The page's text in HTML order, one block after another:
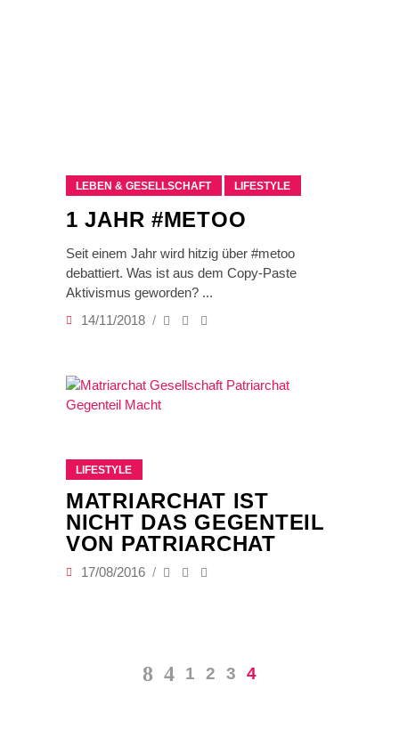
LEBEN & GESELLSCHAFT LIFESTYLE
1 JAHR #METOO
Seit einem Jahr wird hitzig über #metoo
debattiert. Was ist aus dem Copy-Paste
Aktivismus geworden?
14/11/2018
LIFESTYLE
MATRIARCHAT IST
NICHT DAS GEGENTEIL
VON PATRIARCHAT
17/08/2016
1 2 3 4